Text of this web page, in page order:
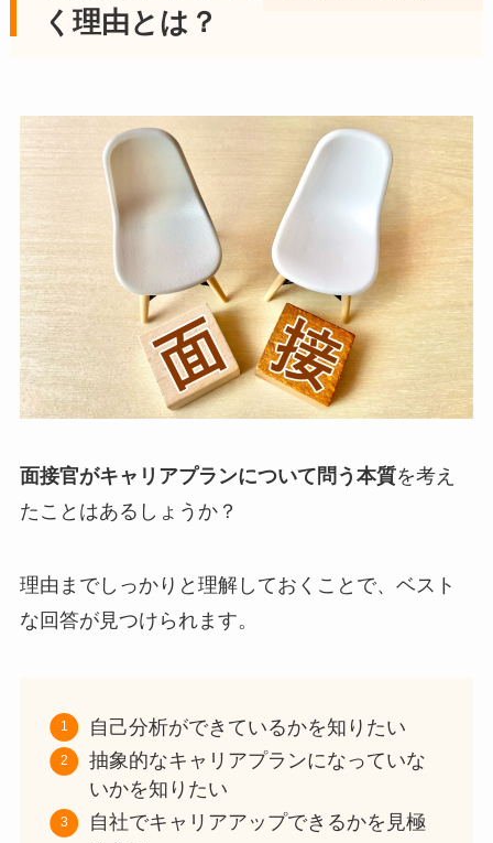
く理由とは？
面接官がキャリアプランについて問う本質を考え
たことはあるしょうか？
理由までしっかりと理解しておくことで、ベスト
な回答が見つけられます。
自己分析ができているかを知りたい
抽象的なキャリアプランになっていな
いかを知りたい
自社でキャリアアップできるかを見極